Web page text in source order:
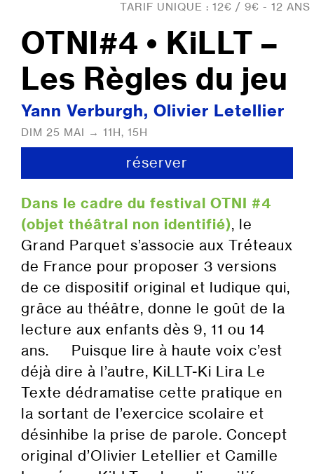
OTNI#4 • KiLLT –
Les Règles du jeu
Yann Verburgh, Olivier Letellier
DIM 25 MAI → 11H, 15H
réserver
Dans le cadre du festival OTNI #4
(objet théâtral non identifié), le
Grand Parquet s’associe aux Tréteaux
de France pour proposer 3 versions
de ce dispositif original et ludique qui,
grâce au théâtre, donne le goût de la
lecture aux enfants dès 9, 11 ou 14
ans. Puisque lire à haute voix c’est
déjà dire à l’autre, KiLLT-Ki Lira Le
Texte dédramatise cette pratique en
la sortant de l’exercice scolaire et
désinhibe la prise de parole. Concept
original d’Olivier Letellier et Camille
TARIF UNIQUE : 12€ / 9€ - 12 ANS